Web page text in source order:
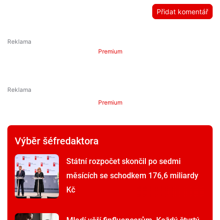
Přidat komentář
Premium
Premium
Výběr šéfredaktora
Státní rozpočet skončil po sedmi
měsících se schodkem 176,6 miliardy
Kč